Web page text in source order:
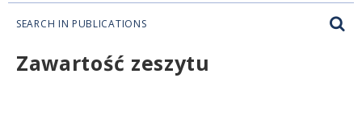
SEARCH IN PUBLICATIONS
Zawartość zeszytu